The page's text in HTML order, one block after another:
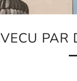
VECU PAR